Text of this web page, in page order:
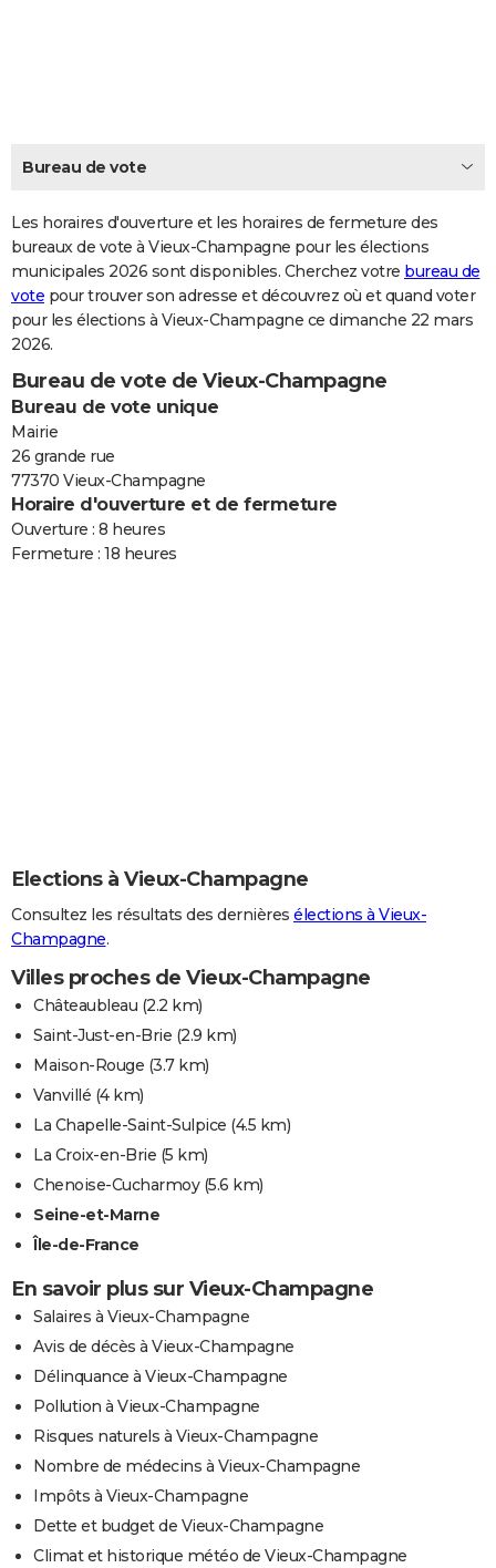
CARTE DE VOEUX
Dictionnaire
Biographies
Citations
Expressions
Proverbes
PROGRAMME TV
COPAINS D'AVANT
S'inscrire
Se connecter
Lycées
Collèges
Primaires
Universités
Entreprises
Service militaire
Avis de recherche
AVIS DE DÉCÈS
FORUM
Bricolage
Lifestyle
Culture
Sport
Auto
Television
Voyage
Cinema
Bureau de vote
Les horaires d'ouverture et les horaires de fermeture des
bureaux de vote à Vieux-Champagne pour les élections
municipales 2026 sont disponibles. Cherchez votre bureau de
vote pour trouver son adresse et découvrez où et quand voter
pour les élections à Vieux-Champagne ce dimanche 22 mars
2026.
Bureau de vote de Vieux-Champagne
Bureau de vote unique
Mairie
26 grande rue
77370 Vieux-Champagne
Horaire d'ouverture et de fermeture
Ouverture : 8 heures
Fermeture : 18 heures
Elections à Vieux-Champagne
Consultez les résultats des dernières élections à Vieux-
Champagne.
Villes proches de Vieux-Champagne
Châteaubleau (2.2 km)
Saint-Just-en-Brie (2.9 km)
Maison-Rouge (3.7 km)
Vanvillé (4 km)
La Chapelle-Saint-Sulpice (4.5 km)
La Croix-en-Brie (5 km)
Chenoise-Cucharmoy(5.6 km)
Seine-et-Marne
Île-de-France
En savoir plus sur Vieux-Champagne
Salaires à Vieux-Champagne
Avis de décès à Vieux-Champagne
Délinquance à Vieux-Champagne
Pollution à Vieux-Champagne
Risques naturels à Vieux-Champagne
Nombre de médecins à Vieux-Champagne
Impôts à Vieux-Champagne
Dette et budget de Vieux-Champagne
Climat et historique météo de Vieux-Champagne